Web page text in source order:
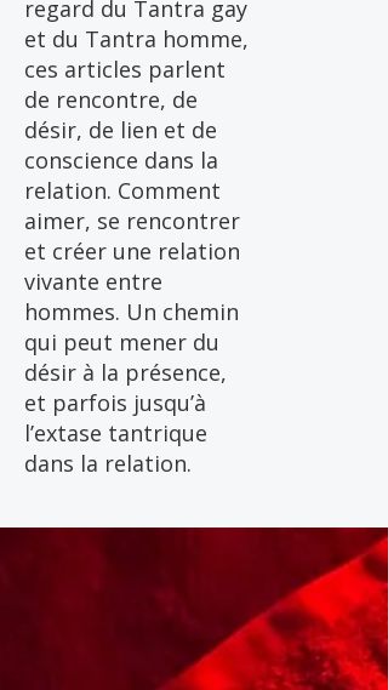
regard du Tantra gay
et du Tantra homme,
ces articles parlent
de rencontre, de
désir, de lien et de
conscience dans la
relation. Comment
aimer, se rencontrer
et créer une relation
vivante entre
hommes. Un chemin
qui peut mener du
désir à la présence,
et parfois jusqu’à
l’extase tantrique
dans la relation.